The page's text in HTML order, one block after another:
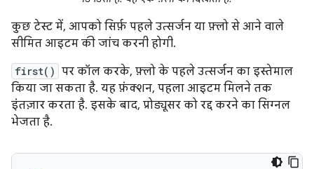
कुछ टेस्ट में, आपको सिर्फ़ पहले उत्सर्जन या फ़्लो से आने वाले
सीमित आइटम की जांच करनी होगी.
first() पर कॉल करके, फ़्लो के पहले उत्सर्जन का इस्तेमाल
किया जा सकता है. यह फ़ंक्शन, पहला आइटम मिलने तक
इंतज़ार करता है. इसके बाद, प्रोड्यूसर को रद्द करने का सिग्नल
भेजता है.